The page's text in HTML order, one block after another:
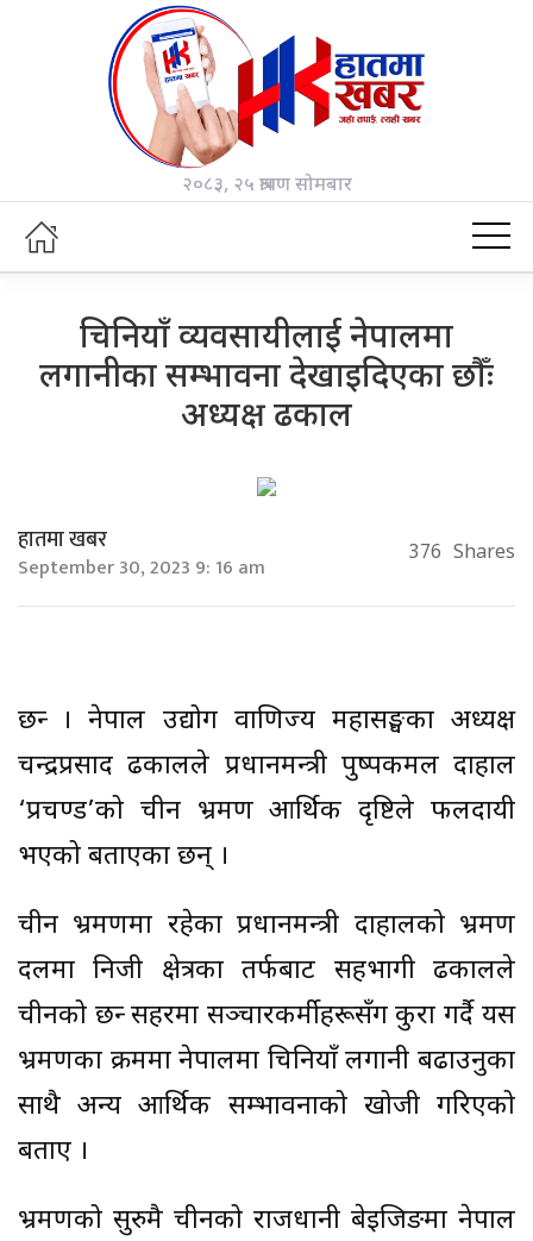
२०८३, २५ श्रावण सोमबार
चिनियाँ व्यवसायीलाई नेपालमा
लगानीका सम्भावना देखाइदिएका छौँः
अध्यक्ष ढकाल
हातमा खबर
September 30, 2023 9: 16 am 376 Shares
छन्दु । नेपाल उद्योग वाणिज्य महासङ्घका अध्यक्ष
चन्द्रप्रसाद ढकालले प्रधानमन्त्री पुष्पकमल दाहाल
‘प्रचण्ड’को चीन भ्रमण आर्थिक दृष्टिले फलदायी
भएको बताएका छन् ।
चीन भ्रमणमा रहेका प्रधानमन्त्री दाहालको भ्रमण
दलमा निजी क्षेत्रका तर्फबाट सहभागी ढकालले
चीनको छन्दु सहरमा सञ्चारकर्मीहरूसँग कुरा गर्दै यस
भ्रमणका क्रममा नेपालमा चिनियाँ लगानी बढाउनुका
साथै अन्य आर्थिक सम्भावनाको खोजी गरिएको
बताए ।
भ्रमणको सुरुमै चीनको राजधानी बेइजिङमा नेपाल